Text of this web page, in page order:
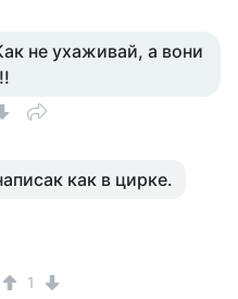
не ухаживай, а вони
как в цирке.
1